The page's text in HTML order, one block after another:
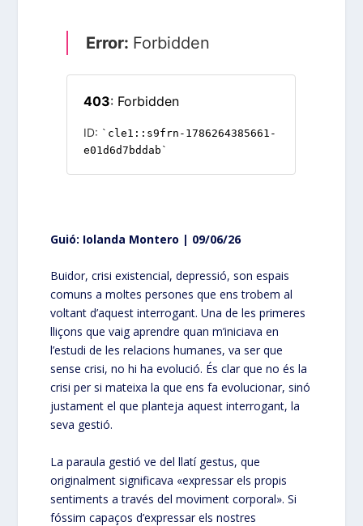
Guió: Iolanda Montero | 09/06/26
Buidor, crisi existencial, depressió, son espais
comuns a moltes persones que ens trobem al
voltant d’aquest interrogant. Una de les primeres
lliçons que vaig aprendre quan m’iniciava en
l’estudi de les relacions humanes, va ser que
sense crisi, no hi ha evolució. És clar que no és la
crisi per si mateixa la que ens fa evolucionar, sinó
justament el que planteja aquest interrogant, la
seva gestió.
La paraula gestió ve del llatí gestus, que
originalment significava «expressar els propis
sentiments a través del moviment corporal». Si
fóssim capaços d’expressar els nostres